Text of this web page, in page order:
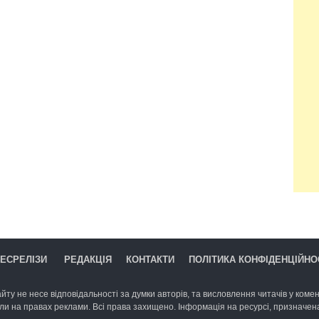
РЕДАКЦІЯ КОНТАКТИ ПОЛІТИКА
не несе відповідальності за думки авторів, та висловлення читачів у
на правах реклами. Всі права захищено. Інформація на ресурсі,